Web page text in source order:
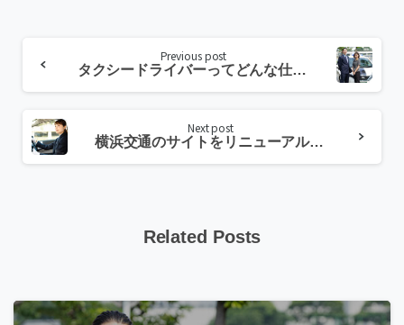
Reading
Previous post
タクシードライバーってどんな仕事？横浜のタクシー会社が教えるドライバーの１日
Next post
横浜交通のサイトをリニューアルしました!
Related Posts